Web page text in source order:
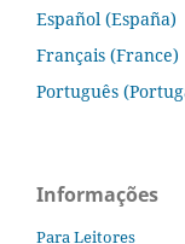
Español (España)
Français (France)
Português
Informações
Para Leitores